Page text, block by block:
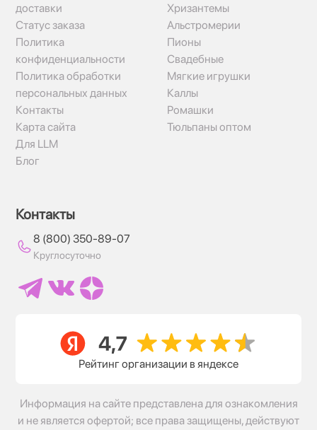
доставки
Статус заказа
Политика
конфиденциальности
Политика обработки
персональных данных
Контакты
Карта сайта
Для LLM
Блог
Хризантемы
Альстромерии
Пионы
Свадебные
Мягкие игрушки
Каллы
Ромашки
Тюльпаны оптом
Контакты
8 (800) 350-89-07
Круглосуточно
Рейтинг организации в яндексе
Информация на сайте представлена для ознакомления
и не является офертой; все права защищены, действуют